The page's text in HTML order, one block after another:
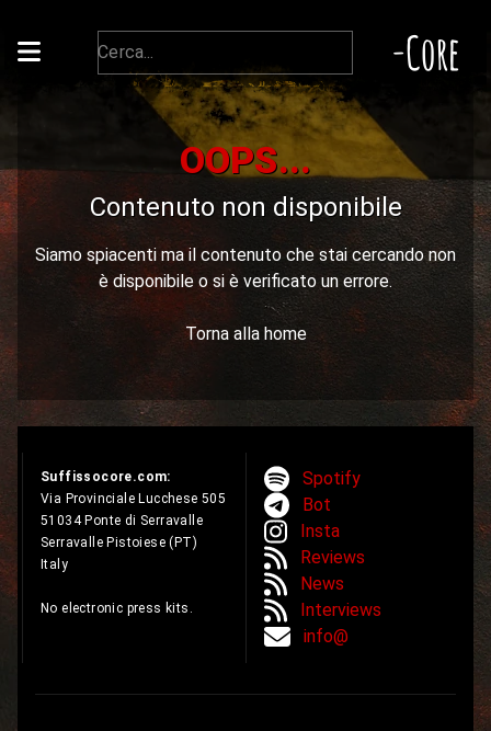
-Core
OOPS...
Contenuto non disponibile
Siamo spiacenti ma il contenuto che stai cercando non
è disponibile o si è verificato un errore.
Torna alla home
Suffissocore.com:
Via Provinciale Lucchese 505
51034 Ponte di Serravalle
Serravalle Pistoiese (PT)
Italy
No electronic press kits.
Spotify
Bot
Insta
Reviews
News
Interviews
info@